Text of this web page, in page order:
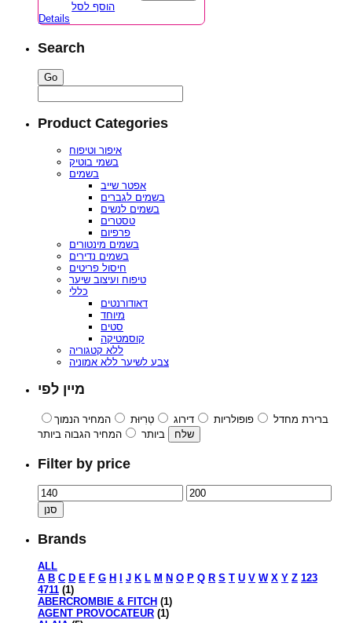
הוסף לסל
Details
Search
Product Categories
איפור וטיפוח
בשמי בוטיק
בשמים
אפטר שייב
בשמים לגברים
בשמים לנשים
טסטרים
פרפיום
בשמים מינטורים
בשמים נדירים
חיסול פריטים
טיפוח ועיצוב שיער
כללי
דאודורנטים
מיוחד
סטים
קוסמטיקה
ללא קטגוריה
צבע לשיער ללא אמוניה
מיין לפי
ברירת מחדל פופולריות דירוג טְרִיוּת
המחיר הנמוך
ביותר
המחיר הגבוה ביותר
Filter by price
סנן
Brands
ALL
A B C D E F G H J K L M N O P Q R S T U V W X Y Z 123
4711 (1)
ABERCROMBIE & FITCH (1)
AGENT PROVOCATEUR (1)